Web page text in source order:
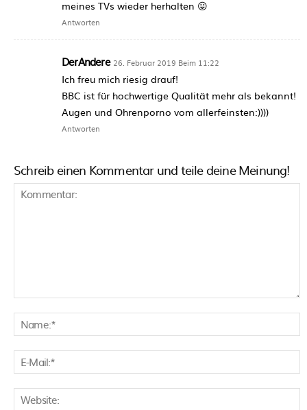
meines TVs wieder herhalten 😛
Antworten
DerAndere 26. Februar 2019 Beim 11:22
Ich freu mich riesig drauf!
BBC ist für hochwertige Qualität mehr als bekannt!
Augen und Ohrenporno vom allerfeinsten:))))
Antworten
Schreib einen Kommentar und teile deine Meinung!